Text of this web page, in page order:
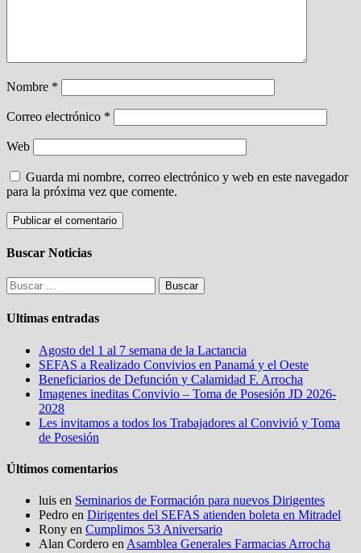
Nombre *
Correo electrónico *
Web
Guarda mi nombre, correo electrónico y web en este navegador
para la próxima vez que comente.
Buscar Noticias
Buscar:
Ultimas entradas
Agosto del 1 al 7 semana de la Lactancia
SEFAS a Realizado Convivios en Panamá y el Oeste
Beneficiarios de Defunción y Calamidad F. Arrocha
Imagenes ineditas Convivio – Toma de Posesión JD 2026-
2028
Les invitamos a todos los Trabajadores al Convivió y Toma
de Posesión
Últimos comentarios
luis en Seminarios de Formación para nuevos Dirigentes
Pedro en Dirigentes del SEFAS atienden boleta en Mitradel
Rony en Cumplimos 53 Aniversario
Alan Cordero en Asamblea Generales Farmacias Arrocha